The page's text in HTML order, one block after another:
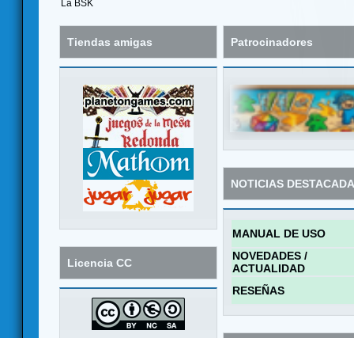
La BSK
Tiendas amigas
Licencia CC
Patrocinadores
NOTICIAS
MANUAL DE USO
NOVEDADES /
ACTUALIDAD
RESEÑAS